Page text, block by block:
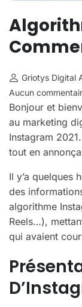
Griotys Digital
Aucun
Bonjour et
au marketing
Instagram
tout en
Il y’a quelques
des
algorithme
Reels…),
qui avaient